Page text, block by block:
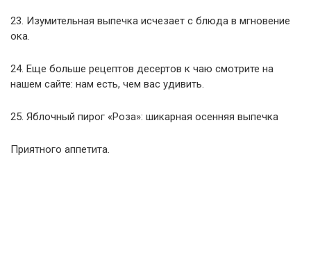
23. Изумительная выпечка исчезает с блюда в мгновение
ока.
24. Еще больше рецептов десертов к чаю смотрите на
нашем сайте: нам есть, чем вас удивить.
25. Яблочный пирог «Роза»: шикарная осенняя выпечка
Приятного аппетита.